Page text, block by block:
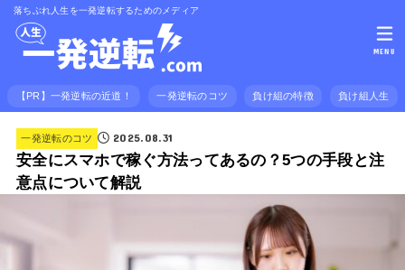
落ちぶれ人生を一発逆転するためのメディア
【PR】一発逆転の近道！ 一発逆転のコツ 負け組の特徴 負け組人生
MENU
一発逆転のコツ 2025.08.31
安全にスマホで稼ぐ方法ってあるの？5つの手段と注
意点について解説